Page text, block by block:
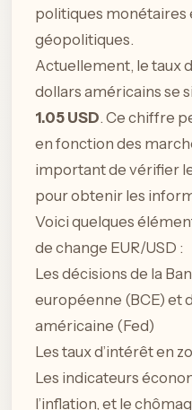
politiques monétaires
géopolitiques.
Actuellement, le taux
dollars américains se
1.05 USD. Ce chiffre
en fonction des
important de vérifier
pour obtenir les
Voici quelques
de change EUR/USD :
Les décisions de la
européenne (BCE) et
américaine (Fed)
Les taux d’intérêt en
Les indicateurs
l’inflation, et le